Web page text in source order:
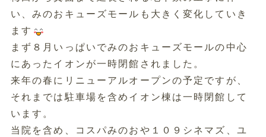
い、みのおキューズモールも大きく変化していき
ます
まず８月いっぱいでみのおキューズモールの中心
にあったイオンが一時閉館されました。
来年の春にリニューアルオープンの予定ですが、
それまでは駐車場を含めイオン棟は一時閉館して
います。
当院を含め、コスパみのおや１０９シネマズ、ユ